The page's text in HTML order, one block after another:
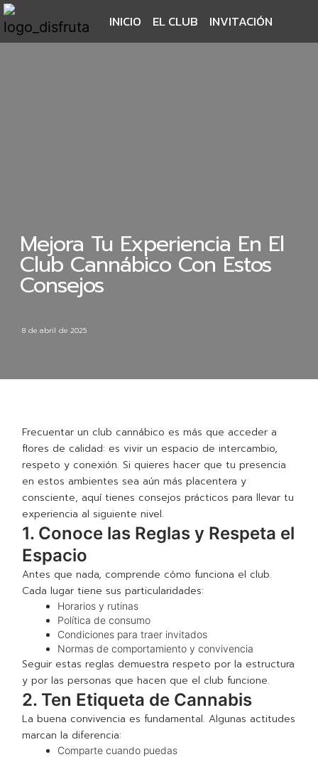
INICIO EL CLUB INVITACIÓN
Mejora Tu Experiencia En El
Club Cannábico Con Estos
Consejos
8 de abril de 2025
Frecuentar un club cannábico es más que acceder a
flores de calidad: es vivir un espacio de intercambio,
respeto y conexión. Si quieres hacer que tu presencia
en estos ambientes sea aún más placentera y
consciente, aquí tienes consejos prácticos para llevar tu
experiencia al siguiente nivel.
1. Conoce las Reglas y Respeta el
Espacio
Antes que nada, comprende cómo funciona el club.
Cada lugar tiene sus particularidades:
Horarios y rutinas
Política de consumo
Condiciones para traer invitados
Normas de comportamiento y convivencia
Seguir estas reglas demuestra respeto por la estructura
y por las personas que hacen que el club funcione.
2. Ten Etiqueta de Cannabis
La buena convivencia es fundamental. Algunas actitudes
marcan la diferencia:
Comparte cuando puedas